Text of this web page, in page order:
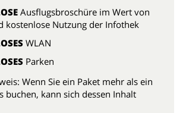
Ausflugsbroschüre im Wert von
kostenlose Nutzung der Infothek
WLAN
Parken
Wenn Sie ein Paket mehr als ein
buchen, kann sich dessen Inhalt